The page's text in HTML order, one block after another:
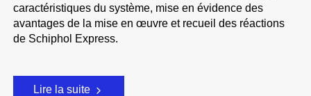
caractéristiques du système, mise en évidence des
avantages de la mise en œuvre et recueil des réactions
de Schiphol Express.
Lire la suite